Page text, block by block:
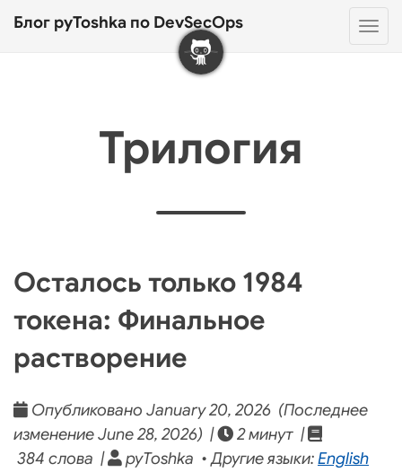
Блог pyToshka по DevSecOps
Трилогия
Осталось только 1984
токена: Финальное
растворение
Опубликовано January 20, 2026 (Последнее
изменение June 28, 2026) |
2 минут |
384 слова |
pyToshka • Другие языки:English